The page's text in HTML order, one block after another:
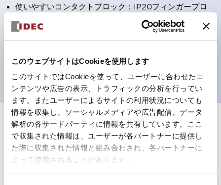
このウェブサイトはCookieを使用します
このサイトではCookieを使って、ユーザーに合わせたコ
ンテンツや広告の表示、トラフィックの分析を行ってい
ます。またユーザーによるサイトの利用状況についても
情報を収集し、ソーシャルメディアや広告配信、データ
解析の各サードパーティに情報を共有しています。ここ
で収集された情報は、ユーザーが各パートナーに提供し
た際に収集された情報と組み合わされ、各パートナーに
よって使用されることがあります。
使いやすいコンタクトブロック：IP20フィンガープロ
テクション構造、簡単取付け／取外し、ねじ脱落防止、
UL、CSA、TÜV、CCC認証品。
仕様 すべて展開
形状仕様
電気的仕様(照光部定格)